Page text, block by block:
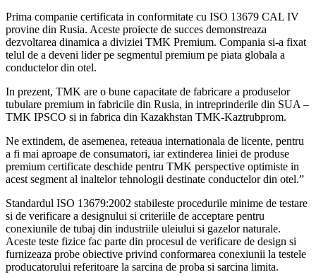
Prima companie certificata in conformitate cu ISO 13679 CAL IV
provine din Rusia. Aceste proiecte de succes demonstreaza
dezvoltarea dinamica a diviziei TMK Premium. Compania si-a fixat
telul de a deveni lider pe segmentul premium pe piata globala a
conductelor din otel.
In prezent, TMK are o bune capacitate de fabricare a produselor
tubulare premium in fabricile din Rusia, in intreprinderile din SUA –
TMK IPSCO si in fabrica din Kazakhstan TMK-Kaztrubprom.
Ne extindem, de asemenea, reteaua internationala de licente, pentru
a fi mai aproape de consumatori, iar extinderea liniei de produse
premium certificate deschide pentru TMK perspective optimiste in
acest segment al inaltelor tehnologii destinate conductelor din otel.”
Standardul ISO 13679:2002 stabileste procedurile minime de testare
si de verificare a designului si criteriile de acceptare pentru
conexiunile de tubaj din industriile uleiului si gazelor naturale.
Aceste teste fizice fac parte din procesul de verificare de design si
furnizeaza probe obiective privind conformarea conexiunii la testele
producatorului referitoare la sarcina de proba si sarcina limita.